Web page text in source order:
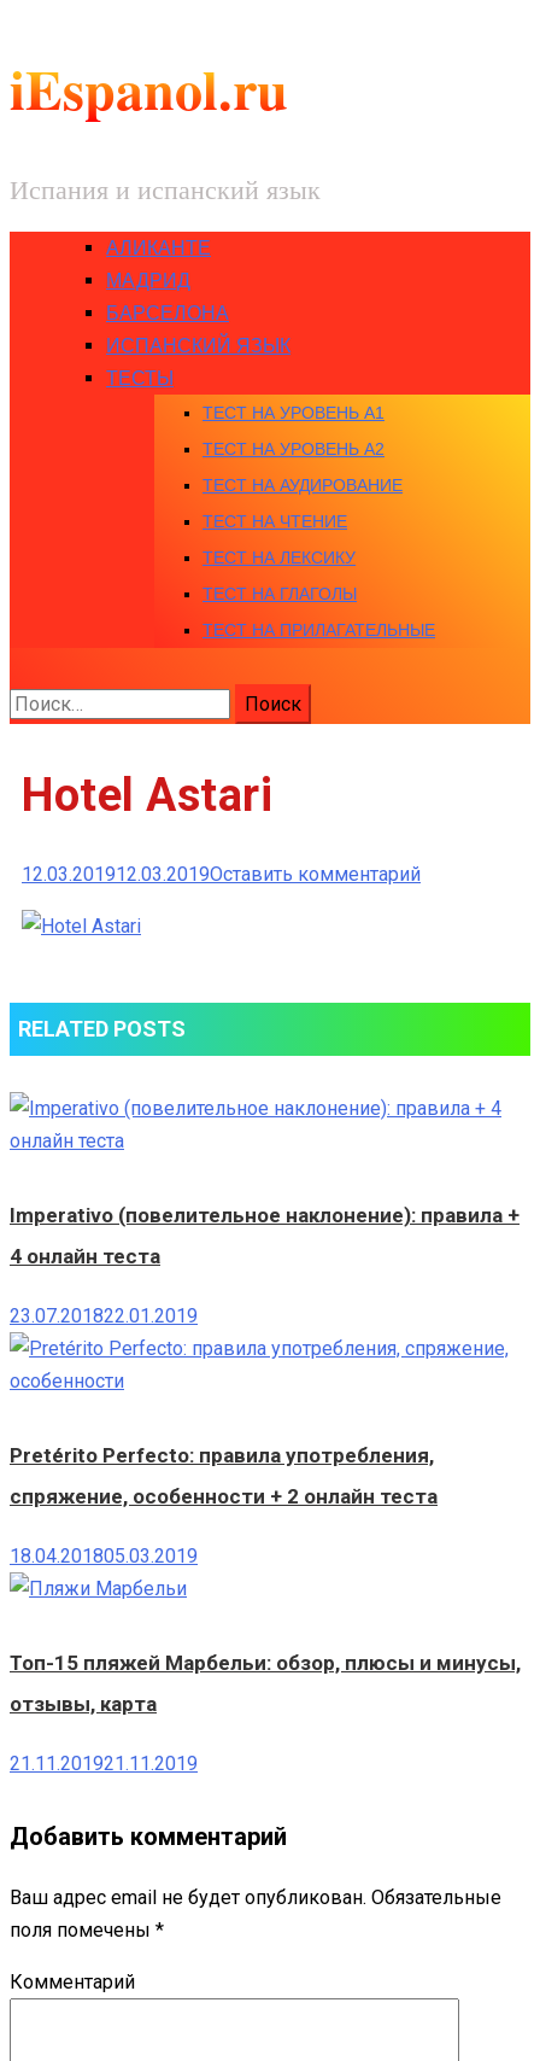
iEspanol.ru
Испания и испанский язык
АЛИКАНТЕ
МАДРИД
БАРСЕЛОНА
ИСПАНСКИЙ ЯЗЫК
ТЕСТЫ
ТЕСТ НА УРОВЕНЬ A1
ТЕСТ НА УРОВЕНЬ A2
ТЕСТ НА АУДИРОВАНИЕ
ТЕСТ НА ЧТЕНИЕ
ТЕСТ НА ЛЕКСИКУ
ТЕСТ НА ГЛАГОЛЫ
ТЕСТ НА ПРИЛАГАТЕЛЬНЫЕ
Найти:
Hotel Astari
12.03.201912.03.2019Оставить комментарийк
RELATED POSTS
Imperativo (повелительное наклонение): правила +
4 онлайн теста
23.07.201822.01.2019
Pretérito Perfecto: правила употребления,
спряжение, особенности + 2 онлайн теста
18.04.201805.03.2019
Топ-15 пляжей Марбельи: обзор, плюсы и минусы,
отзывы, карта
21.11.201921.11.2019
Добавить комментарий
Ваш адрес email не будет опубликован. Обязательные
поля помечены *
Комментарий